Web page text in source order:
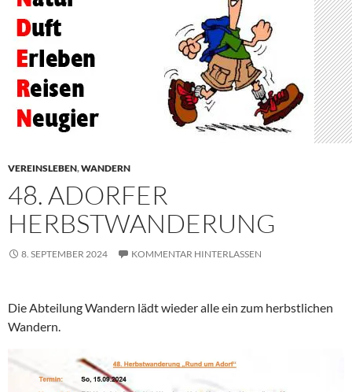
VEREINSLEBEN,WANDERN
48. ADORFER
HERBSTWANDERUNG
8. SEPTEMBER 2024 KOMMENTAR HINTERLASSEN
Die Abteilung Wandern lädt wieder alle ein zum herbstlichen
Wandern.